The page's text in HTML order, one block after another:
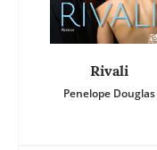
Rivali
Penelope Douglas